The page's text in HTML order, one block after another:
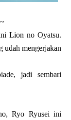
Lion no Oyatsu.
udah mengerjakan
jadi sembari
Ryo Ryusei ini